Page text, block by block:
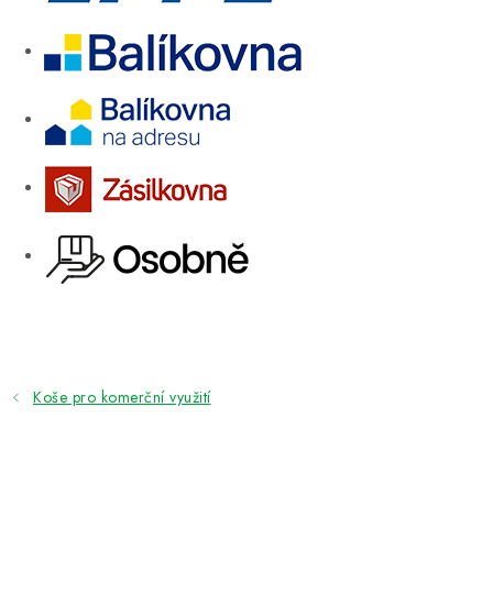
Koše pro komerční využití